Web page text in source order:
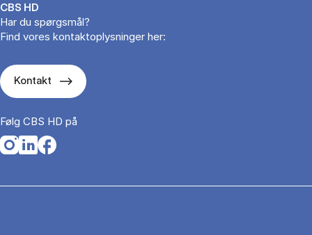
CBS HD
Har du spørgsmål?
Find vores kontaktoplysninger her:
Kontakt
Følg CBS HD på
Opens in a new tab
Opens in a new tab
Opens in a new tab